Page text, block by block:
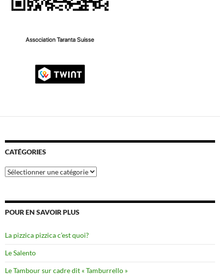
CATÉGORIES
Catégories
POUR EN SAVOIR PLUS
La pizzica pizzica c’est quoi?
Le Salento
Le Tambour sur cadre dit « Tamburrello »